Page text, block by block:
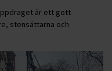
är ett gott
stensättarna och